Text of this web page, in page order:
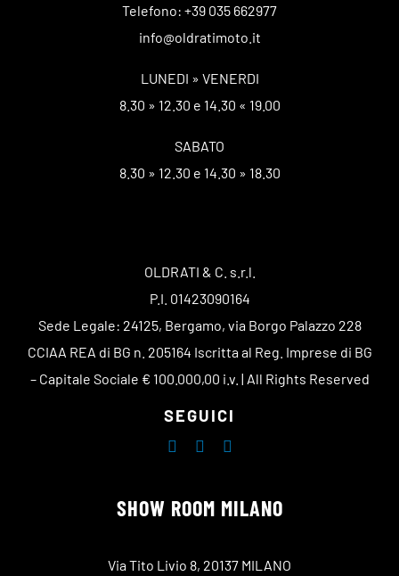
Telefono: +39 035 662977
info@oldratimoto.it
LUNEDI » VENERDI
8.30 » 12.30 e 14.30 « 19.00
SABATO
8.30 » 12.30 e 14.30 » 18.30
OLDRATI & C. s.r.l.
P.I. 01423090164
Sede Legale: 24125, Bergamo, via Borgo Palazzo 228
CCIAA REA di BG n. 205164 Iscritta al Reg. Imprese di BG
– Capitale Sociale € 100.000,00 i.v. | All Rights Reserved
SEGUICI
SHOW ROOM MILANO
Via Tito Livio 8, 20137 MILANO